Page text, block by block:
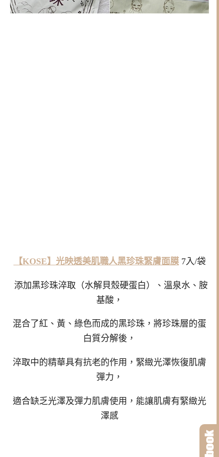
【KOSE】 光映透美肌職人黑珍珠緊膚面膜 7入/袋
添加黑珍珠淬取（水解貝殼硬蛋白）、溫泉水、胺
基酸，
混合了紅、黃、綠色而成的黑珍珠，將珍珠層的蛋
白質分解後，
淬取中的精華具有抗老的作用，緊緻光澤恢復肌膚
彈力，
適合缺乏光澤及彈力肌膚使用，能讓肌膚有緊緻光
澤感